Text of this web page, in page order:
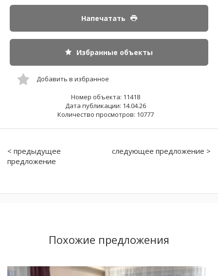
Напечатать
Избранные объекты
Добавить в избранное
Номер объекта: 11418
Дата публикации: 14.04.26
Количество просмотров: 10777
< предыдущее
предложение
следующее предложение >
Похожие предложения